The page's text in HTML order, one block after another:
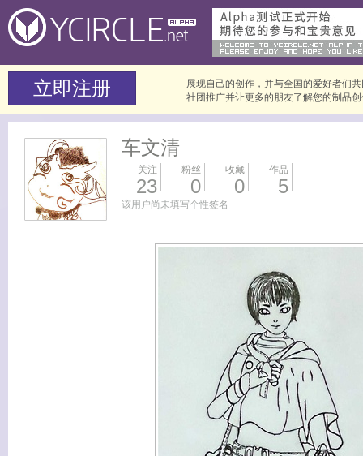
展现自己的创作，并与全国的爱好者们
社团推广并让更多的朋友了解您的制品
车文清
关注
23
粉丝
0
收藏
0
作品
5
该用户尚未填写个性签名